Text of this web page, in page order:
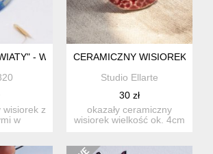
- WISIOREK, NASZYJNIK, ZAWIESZKA
wisiorek z
w
CERAMICZNY WISIOREK,
Studio Ellarte
30 zł
okazały ceramiczny
wisiorek wielkość ok. 4cm